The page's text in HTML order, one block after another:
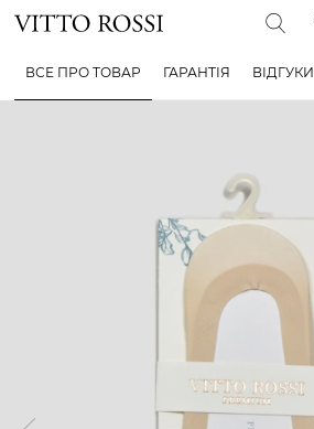
ВСЕ ПРО ТОВАР ГАРАНТІЯ ВІДГУКИ